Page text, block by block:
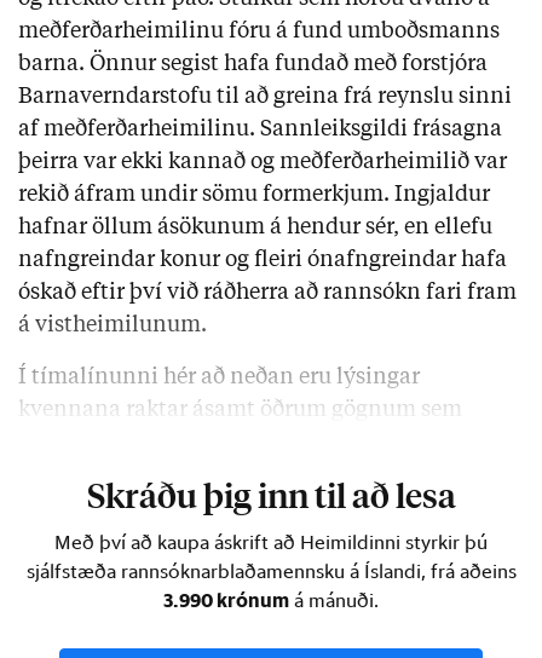
meðferðarheimilinu fóru á fund umboðsmanns
barna. Önnur segist hafa fundað með forstjóra
Barnaverndarstofu til að greina frá reynslu sinni
af meðferðarheimilinu. Sannleiksgildi frásagna
þeirra var ekki kannað og meðferðarheimilið var
rekið áfram undir sömu formerkjum. Ingjaldur
hafnar öllum ásökunum á hendur sér, en ellefu
nafngreindar konur og fleiri ónafngreindar hafa
óskað eftir því við ráðherra að rannsókn fari fram
á vistheimilunum.
Í tímalínunni hér að neðan eru lýsingar
kvennana raktar ásamt öðrum gögnum sem
Skráðu þig inn til að lesa
Með því að kaupa áskrift að Heimildinni styrkir þú
sjálfstæða rannsóknarblaðamennsku á Íslandi, frá aðeins
3.990 krónum á mánuði.